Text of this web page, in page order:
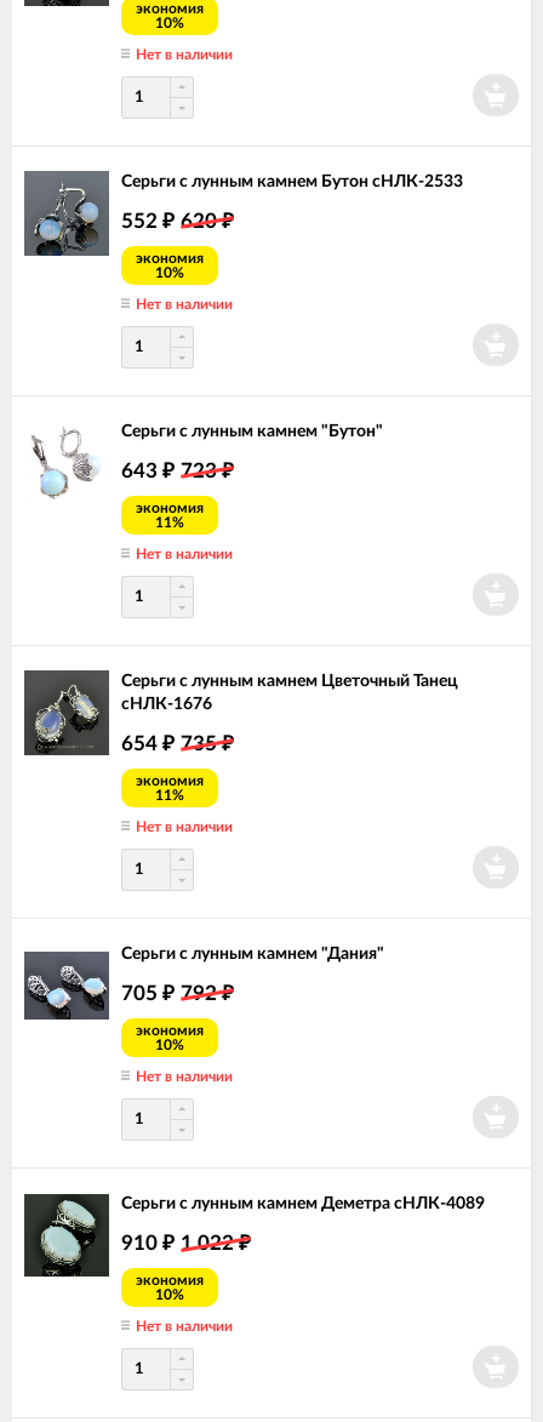
экономия
10%
Нет в наличии
Серьги с лунным камнем Бутон сНЛК-2533
552 ₽ 620₽
экономия
10%
Нет в наличии
Серьги с лунным камнем "Бутон"
643 ₽ 723₽
экономия
11%
Нет в наличии
Серьги с лунным камнем Цветочный Танец
сНЛК-1676
654 ₽ 735₽
экономия
11%
Нет в наличии
Серьги с лунным камнем "Дания"
705 ₽ 792₽
экономия
10%
Нет в наличии
Серьги с лунным камнем Деметра сНЛК-4089
910 ₽ 1 022₽
экономия
10%
Нет в наличии